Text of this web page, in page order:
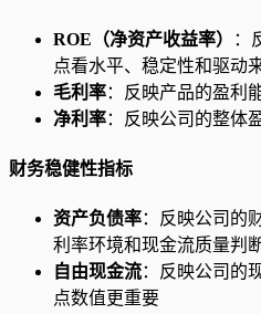
ROE（净资产收益率）
：
点看水平、稳定性和驱动
毛利率：反映产品的盈利
净利率：反映公司的整体
财务稳健性指标
资产负债率：反映公司的
利率环境和现金流质量判
自由现金流：反映公司的
点数值更重要